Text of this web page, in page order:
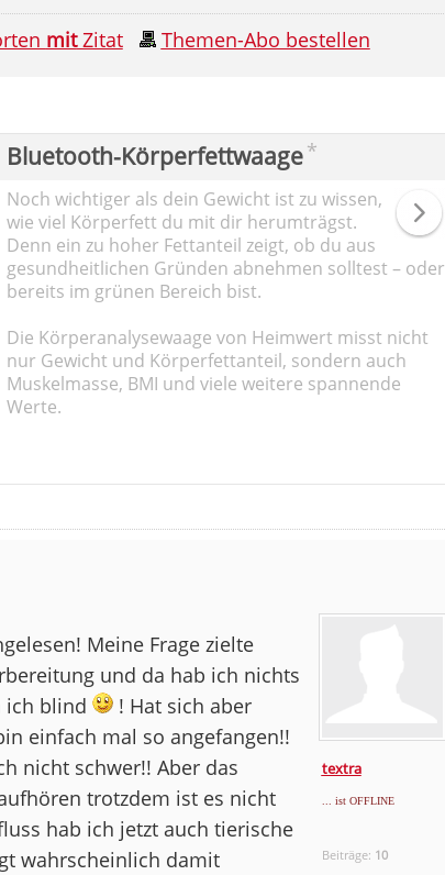
mitZitat Themen-Abo bestellen
Bluetooth-Körperfettwaage*
Noch wichtiger als dein Gewicht ist zu wissen,
wie viel Körperfett du mit dir herumträgst.
Denn ein zu hoher Fettanteil zeigt, ob du aus
gesundheitlichen Gründen abnehmen solltest – oder
bereits im grünen Bereich bist.
Die Körperanalysewaage von Heimwert misst nicht
nur Gewicht und Körperfettanteil, sondern auch
Muskelmasse, BMI und viele weitere spannende
Werte.
textra
... ist OFFLINE
Beiträge: 10
Meine Frage zielte
und da hab ich nichts
ich blind
! Hat sich aber
einfach mal so angefangen!!
nicht schwer!! Aber das
trotzdem ist es nicht
hab ich jetzt auch tierische
wahrscheinlich damit